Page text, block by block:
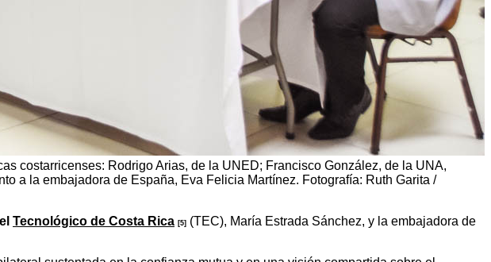
costarricenses: Rodrigo Arias, de la UNED; Francisco González, de la UNA,
a la embajadora de España, Eva Felicia Martínez. Fotografía: Ruth Garita /
Tecnológico de Costa Rica [5] (TEC), María Estrada Sánchez, y la embajadora de